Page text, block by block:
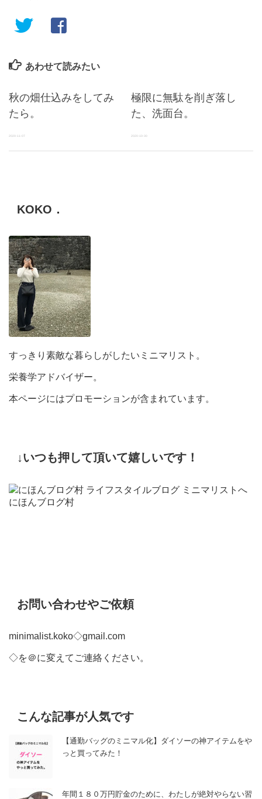
あわせて読みたい
秋の畑仕込みをしてみ
たら。
2020-11-07
極限に無駄を削ぎ落し
た、洗面台。
2020-10-30
KOKO．
すっきり素敵な暮らしがしたいミニマリスト。
栄養学アドバイザー。
本ページにはプロモーションが含まれています。
↓いつも押して頂いて嬉しいです！
にほんブログ村
お問い合わせやご依頼
minimalist.koko◇gmail.com
◇を＠に変えてご連絡ください。
こんな記事が人気です
【通勤バッグのミニマル化】ダイソーの神アイテムをや
っと買ってみた！
年間１８０万円貯金のために、わたしが絶対やらない習